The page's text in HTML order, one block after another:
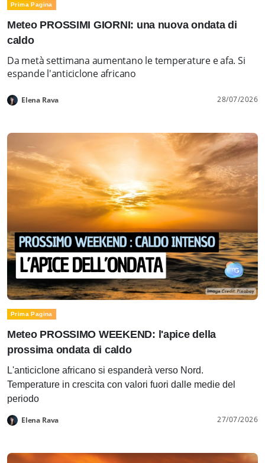
Prima Pagina
Meteo PROSSIMI GIORNI: una nuova ondata di
caldo
Da metà settimana aumentano le temperature e afa. Si
espande l'anticiclone africano
Elena Rava 28/07/2026
Prima Pagina
Meteo PROSSIMO WEEKEND: l'apice della
prossima ondata di caldo
L'anticiclone africano si espanderà verso Nord.
Temperature in crescita con valori fuori dalle medie del
periodo
Elena Rava 27/07/2026